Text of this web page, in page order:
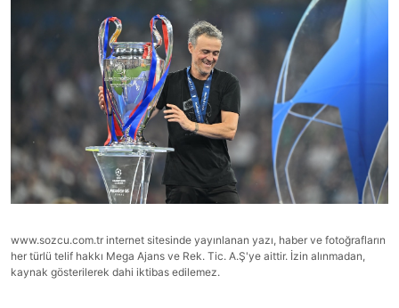
www.sozcu.com.tr internet sitesinde yayınlanan yazı, haber ve fotoğrafların
her türlü telif hakkı Mega Ajans ve Rek. Tic. A.Ş'ye aittir. İzin alınmadan,
kaynak gösterilerek dahi iktibas edilemez.